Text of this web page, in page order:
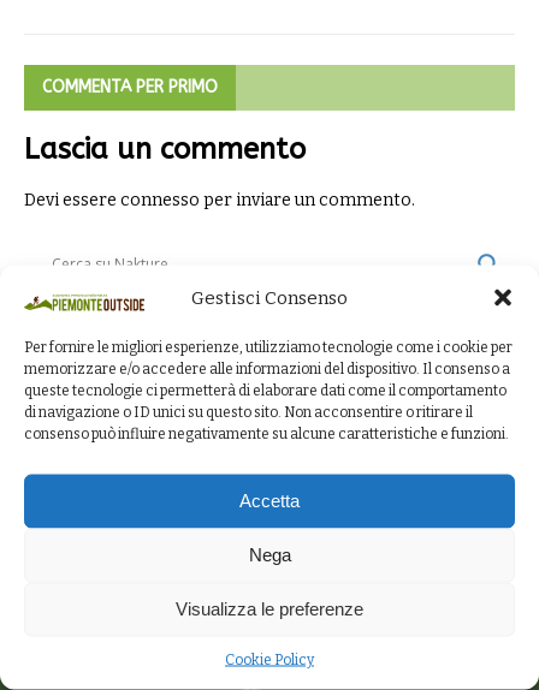
Gestisci Consenso
Per fornire le migliori esperienze, utilizziamo tecnologie come i cookie per
memorizzare e/o accedere alle informazioni del dispositivo. Il consenso a
queste tecnologie ci permetterà di elaborare dati come il comportamento
di navigazione o ID unici su questo sito. Non acconsentire o ritirare il
consenso può influire negativamente su alcune caratteristiche e funzioni.
Accetta
Nega
Visualizza le preferenze
Cookie Policy
COMMENTA PER PRIMO
Lascia un commento
Devi essere connesso per inviare un commento.